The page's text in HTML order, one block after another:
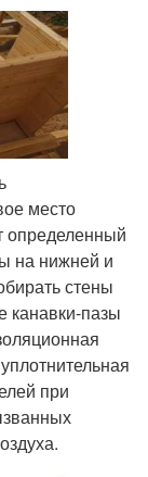
место
определенный
на нижней и
стены
канавки-пазы
при